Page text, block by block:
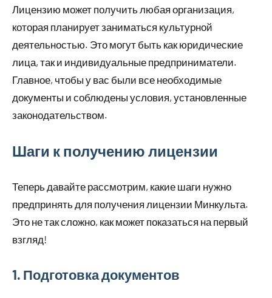
Лицензию может получить любая организация,
которая планирует заниматься культурной
деятельностью. Это могут быть как юридические
лица, так и индивидуальные предприниматели.
Главное, чтобы у вас были все необходимые
документы и соблюдены условия, установленные
законодательством.
Шаги к получению лицензии
Теперь давайте рассмотрим, какие шаги нужно
предпринять для получения лицензии Минкульта.
Это не так сложно, как может показаться на первый
взгляд!
1. Подготовка документов